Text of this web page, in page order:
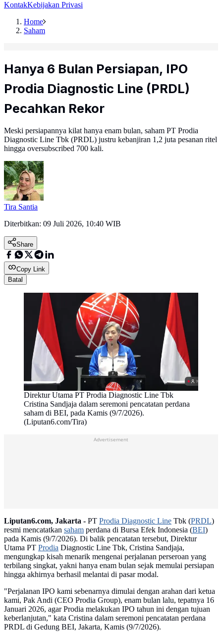
KontakKebijakan Privasi
Home
Saham
Hanya 6 Bulan Persiapan, IPO
Prodia Diagnostic Line (PRDL)
Pecahkan Rekor
Meski persiapannya kilat hanya enam bulan, saham PT Prodia
Diagnostic Line Tbk (PRDL) justru kebanjiran 1,2 juta pesanan ritel
hingga oversubscribed 700 kali.
Tira Santia
Diterbitkan: 09 Juli 2026, 10:40 WIB
Share
Copy Link
Batal
Direktur Utama PT Prodia Diagnostic Line Tbk
Cristina Sandjaja dalam seremoni pencatatan perdana
saham di BEI, pada Kamis (9/7/2026).
(Liputan6.com/Tira)
Advertisement
Liputan6.com, Jakarta - PT Prodia Diagnostic Line Tbk (PRDL)
resmi mencatatkan saham perdana di Bursa Efek Indonesia (BEI)
pada Kamis (9/7/2026). Di balik pencatatan tersebut, Direktur
Utama PT Prodia Diagnostic Line Tbk, Cristina Sandjaja,
mengungkap kisah menarik mengenai perjalanan perseroan yang
terbilang singkat, yakni hanya enam bulan sejak memulai persiapan
hingga akhirnya berhasil melantai di pasar modal.
"Perjalanan IPO kami sebenarnya dimulai dengan arahan dari ketua
kami, Pak Andi (CEO Prodia Group), enam bulan lalu, tepatnya 16
Januari 2026, agar Prodia melakukan IPO tahun ini dengan tujuan
keberlanjutan," kata Cristina dalam seremoni pencatatan perdana
PRDL di Gedung BEI, Jakarta, Kamis (9/7/2026).